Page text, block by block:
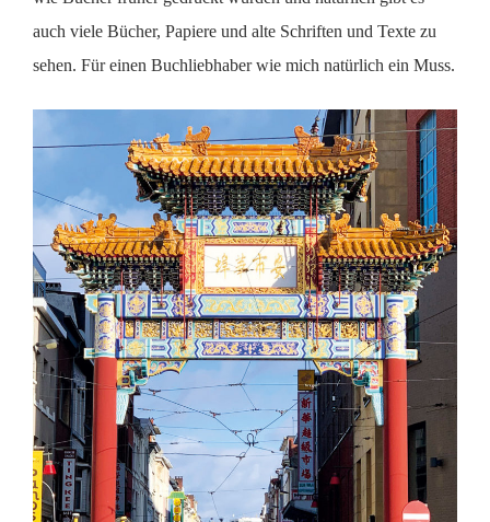
auch viele Bücher, Papiere und alte Schriften und Texte zu
sehen. Für einen Buchliebhaber wie mich natürlich ein Muss.